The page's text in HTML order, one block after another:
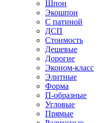
Шпон
Экошпон
С патиной
ДСП
Стоимость
Дешевые
Дорогие
Эконом-класс
Элитные
Форма
П-образные
Угловые
Прямые